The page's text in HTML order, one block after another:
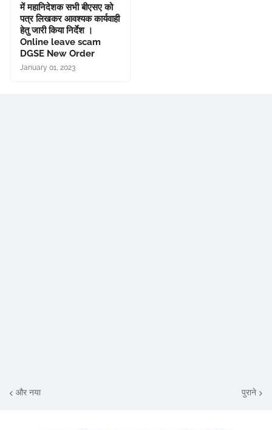
में महानिदेशक सभी बीएसए को
पत्र लिखकर आवश्यक कार्यवाही
हेतु जारी किया निर्देश ।
Online leave scam
DGSE New Order
January 01, 2023
और नया पुराने